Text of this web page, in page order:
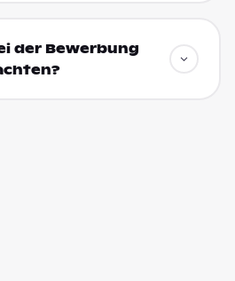
der Bewerbung